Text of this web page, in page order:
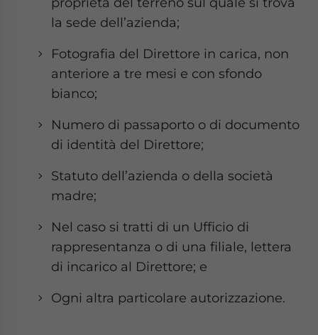
la sede dell’azienda;
Fotografia del Direttore in carica, non
anteriore a tre mesi e con sfondo
bianco;
Numero di passaporto o di documento
di identità del Direttore;
Statuto dell’azienda o della società
madre;
Nel caso si tratti di un Ufficio di
rappresentanza o di una filiale, lettera
di incarico al Direttore; e
Ogni altra particolare autorizzazione.